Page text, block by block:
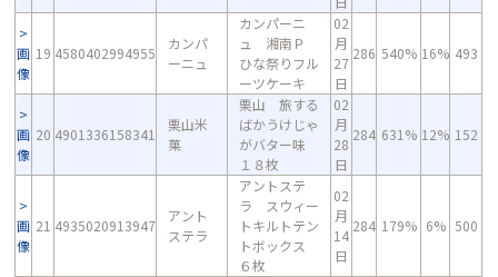
画
像
19 4580402994955
カンパ
ーニュ
カンパーニ
ュ 湘南Ｐ
ひな祭りフル
ーツケーキ
02
月
27
日
286 540% 16% 493
画
像
20 4901336158341
栗山米
菓
栗山 旅する
ばかうけじゃ
がバター味
１８枚
02
月
28
日
284 631% 12% 152
画
像
21 4935020913947
アント
ステラ
アントステ
ラ スウィー
トキルトテン
トボックス
６枚
02
月
14
日
284 179% 6% 500